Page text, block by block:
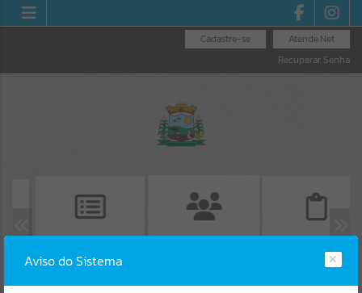
Atende.Net
Cadastre-se
Recuperar Senha
CONSULTA DE
PROTOCOLO
EMISSÃO DE CND
Aviso do Sistema
Erro